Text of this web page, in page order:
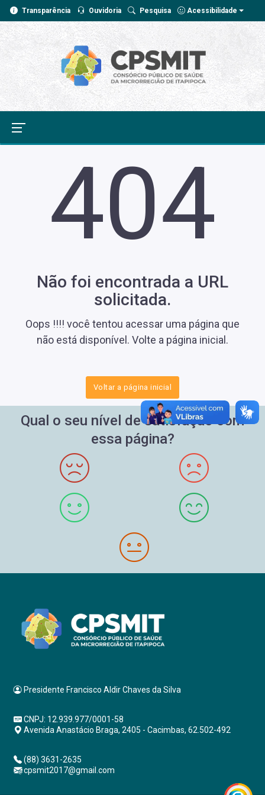
Transparência Ouvidoria Pesquisa Acessibilidade
404
Não foi encontrada a URL
solicitada.
Oops !!!! você tentou acessar uma página que
não está disponível. Volte a página inicial.
Voltar a página inicial
Qual o seu nível de satisfação com
essa página?
Presidente Francisco Aldir Chaves da Silva
CNPJ: 12.939.977/0001-58
Avenida Anastácio Braga, 2405 - Cacimbas, 62.502-492
(88) 3631-2635
cpsmit2017@gmail.com